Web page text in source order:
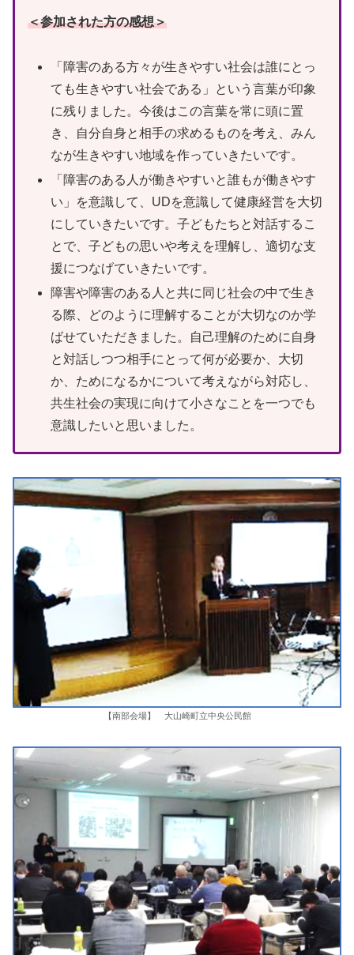
＜参加された方の感想＞
「障害のある方々が生きやすい社会は誰にとっ
ても生きやすい社会である」という言葉が印象
に残りました。今後はこの言葉を常に頭に置
き、自分自身と相手の求めるものを考え、みん
なが生きやすい地域を作っていきたいです。
「障害のある人が働きやすいと誰もが働きやす
い」を意識して、UDを意識して健康経営を大切
にしていきたいです。子どもたちと対話するこ
とで、子どもの思いや考えを理解し、適切な支
援につなげていきたいです。
障害や障害のある人と共に同じ社会の中で生き
る際、どのように理解することが大切なのか学
ばせていただきました。自己理解のために自身
と対話しつつ相手にとって何が必要か、大切
か、ためになるかについて考えながら対応し、
共生社会の実現に向けて小さなことを一つでも
意識したいと思いました。
【南部会場】 大山崎町立中央公民館